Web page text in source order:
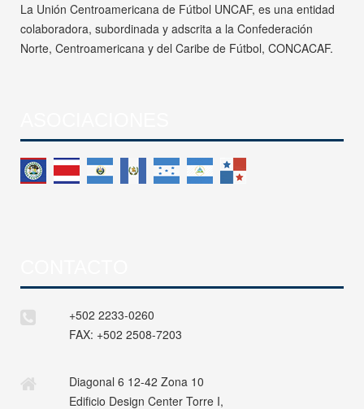
La Unión Centroamericana de Fútbol UNCAF, es una entidad
colaboradora, subordinada y adscrita a la Confederación
Norte, Centroamericana y del Caribe de Fútbol, CONCACAF.
+502 2233-0260
FAX: +502 2508-7203
Diagonal 6 12-42 Zona 10
Edificio Design Center Torre I,